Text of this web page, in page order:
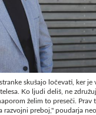
skušajo ločevati, ker je
Ko ljudi deliš, ne
želim to preseči. Prav
razvojni preboj," poudarja